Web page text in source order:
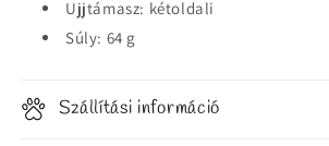
Ujjtámasz: kétoldali
Súly: 64 g
Szállítási információ